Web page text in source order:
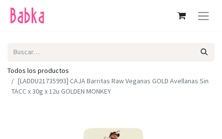
Todos los productos
[LADDU21735993] CAJA Barritas Raw Veganas GOLD Avellanas Sin
TACC x 30g x 12u GOLDEN MONKEY